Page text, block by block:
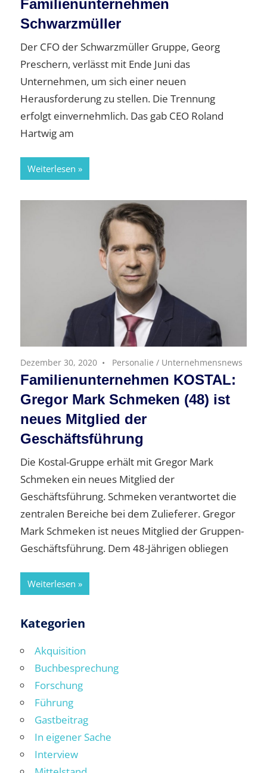
Familienunternehmen
Schwarzmüller
Der CFO der Schwarzmüller Gruppe, Georg
Preschern, verlässt mit Ende Juni das
Unternehmen, um sich einer neuen
Herausforderung zu stellen. Die Trennung
erfolgt einvernehmlich. Das gab CEO Roland
Hartwig am
Weiterlesen
Dezember 30, 2020 Personalie / Unternehmensnews
Familienunternehmen KOSTAL:
Gregor Mark Schmeken (48) ist
neues Mitglied der
Geschäftsführung
Die Kostal-Gruppe erhält mit Gregor Mark
Schmeken ein neues Mitglied der
Geschäftsführung. Schmeken verantwortet die
zentralen Bereiche bei dem Zulieferer. Gregor
Mark Schmeken ist neues Mitglied der Gruppen-
Geschäftsführung. Dem 48-Jährigen obliegen
Weiterlesen
Kategorien
Akquisition
Buchbesprechung
Forschung
Führung
Gastbeitrag
In eigener Sache
Interview